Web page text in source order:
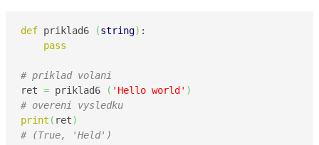
def priklad6 (string) :
pass
# priklad volani
ret = priklad6 ( 'Hello world' )
# overeni vysledku
print ( ret)
# (True, 'Held')